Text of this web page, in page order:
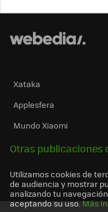
Xataka
Applesfera
Mundo Xiaomi
Otras publicaciones
Utilizamos cookies de
de audiencia y mostrar
analizando tu
aceptando su uso. Más